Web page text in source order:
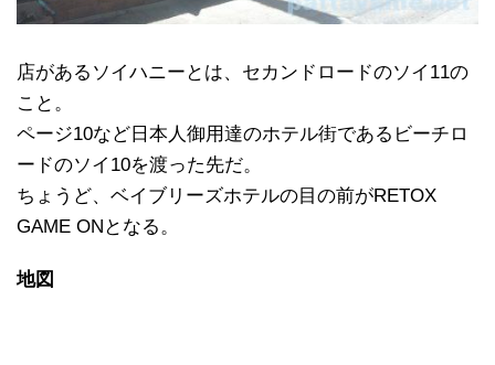
店があるソイハニーとは、セカンドロードのソイ11の
こと。
ページ10など日本人御用達のホテル街であるビーチロ
ードのソイ10を渡った先だ。
ちょうど、ベイブリーズホテルの目の前がRETOX
GAME ONとなる。
地図